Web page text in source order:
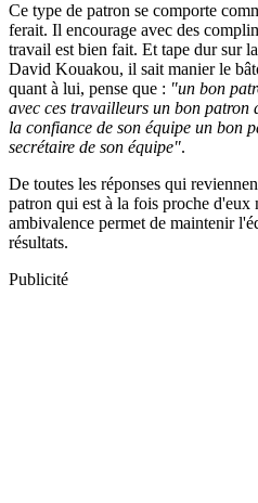
Ce type de patron se comporte
ferait. Il encourage avec des
travail est bien fait. Et tape dur sur
David Kouakou, il sait manier le
quant à lui, pense que : "un bon
avec ces travailleurs un bon patron
la confiance de son équipe un bon
secrétaire de son équipe".
De toutes les réponses qui
patron qui est à la fois proche
ambivalence permet de maintenir
résultats.
Publicité